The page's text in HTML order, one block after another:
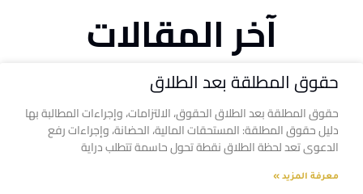
آخر المقالات
حقوق المطلقة بعد الطلاق
حقوق المطلقة بعد الطلاق الحقوق، الالتزامات، وإجراءات المطالبة بها
دليل حقوق المطلقة: المستحقات المالية، الحضانة، وإجراءات رفع
الدعوى تعد لحظة الطلاق نقطة تحول حاسمة تتطلب دراية
معرفة المزيد »